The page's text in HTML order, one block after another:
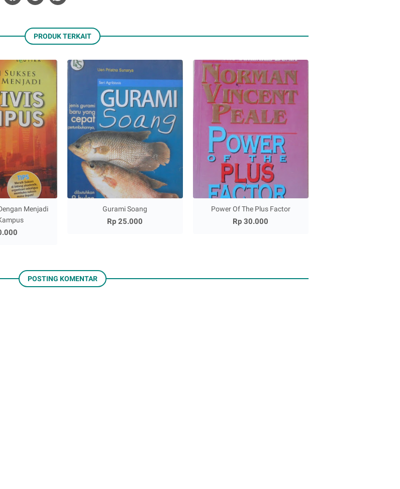
PRODUK TERKAIT
Menjadi
Gurami Soang
Rp 25.000
Power Of The Plus Factor
Rp 30.000
POSTING KOMENTAR